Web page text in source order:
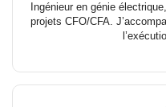
Ingénieur en génie
projets CFO/CFA.